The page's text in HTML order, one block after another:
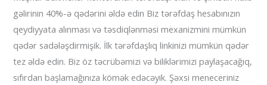
gəlirinin 40%-ə qədərini əldə edin Biz tərəfdaş hesabınızın
qeydiyyata alınması və təsdiqlənməsi mexanizmini mümkün
qədər sadələşdirmişik. İlk tərəfdaşlıq linkinizi mümkün qədər
tez əldə edin. Biz öz təcrübəmizi və biliklərimizi paylaşacağıq,
sıfırdan başlamağınıza kömək edəcəyik. Şəxsi meneceriniz